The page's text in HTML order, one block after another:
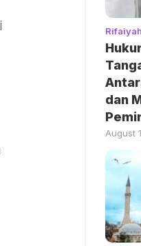
Rifaiyah
dan
August